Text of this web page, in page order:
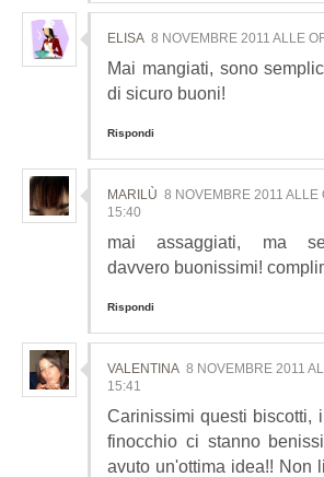
ELISA 8 NOVEMBRE 2011 ALLE
Mai mangiati, sono
di sicuro buoni!
Rispondi
MARILÙ 8 NOVEMBRE 2011 ALLE
15:40
mai assaggiati, ma
davvero buonissimi!
Rispondi
VALENTINA 8 NOVEMBRE 2011
15:41
Carinissimi questi biscotti,
finocchio ci stanno
avuto un'ottima idea!! Non